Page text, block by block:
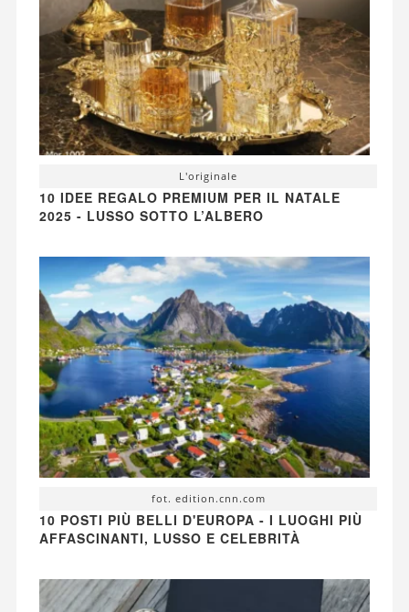
L'originale
10 IDEE REGALO PREMIUM PER IL NATALE
2025 - LUSSO SOTTO L’ALBERO
fot. edition.cnn.com
10 POSTI PIÙ BELLI D'EUROPA - I LUOGHI PIÙ
AFFASCINANTI, LUSSO E CELEBRITÀ